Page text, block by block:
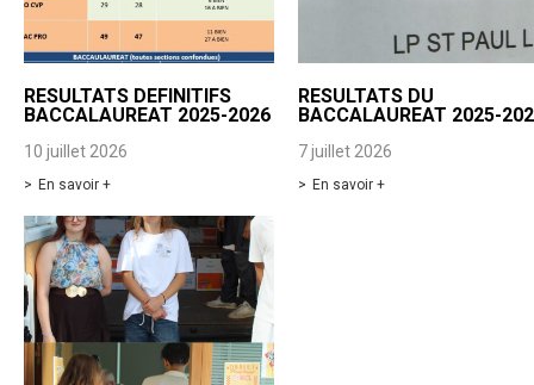
RESULTATS DEFINITIFS
BACCALAUREAT 2025-2026
10 juillet 2026
En savoir +
RESULTATS DU
BACCALAUREAT 2025-
7 juillet 2026
En savoir +